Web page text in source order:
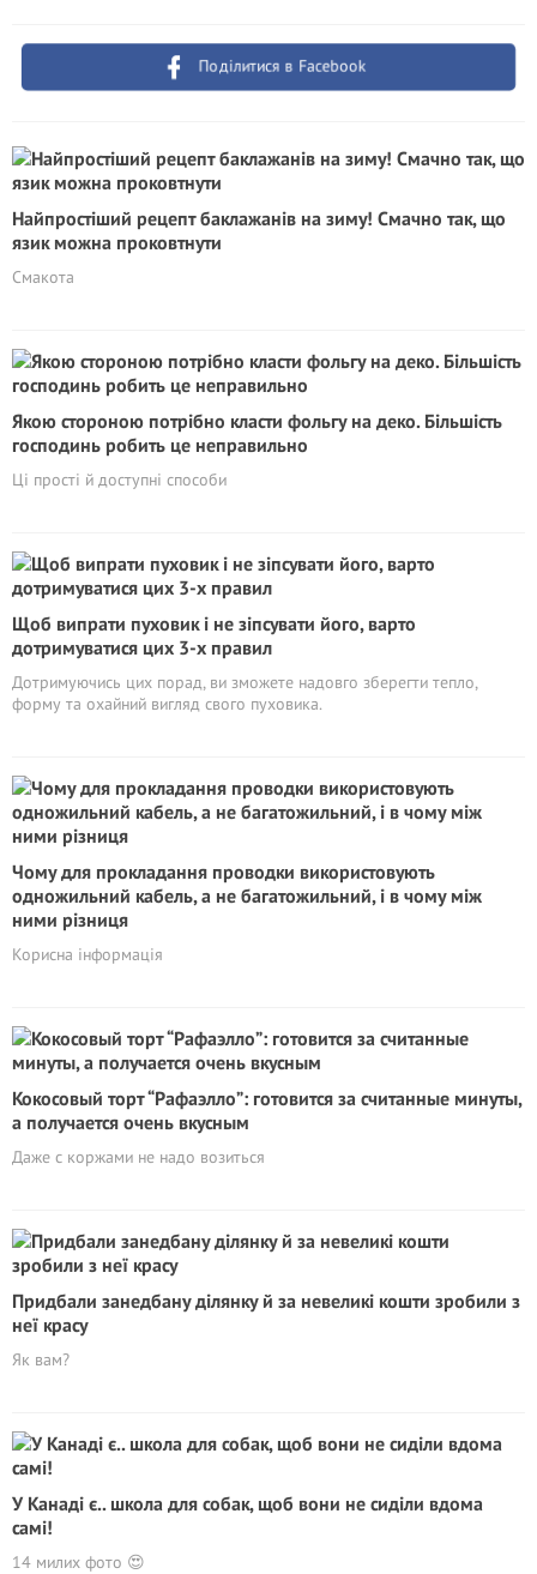
Поділитися в Facebook
Найпростіший рецепт баклажанів на зиму! Смачно так, що
язик можна проковтнути
Смакота
Якою стороною потрібно класти фольгу на деко. Більшість
господинь робить це неправильно
Ці прості й доступні способи
Щоб випрати пуховик і не зіпсувати його, варто
дотримуватися цих 3-х правил
Дотримуючись цих порад, ви зможете надовго зберегти тепло,
форму та охайний вигляд свого пуховика.
Чому для прокладання проводки використовують
одножильний кабель, а не багатожильний, і в чому між
ними різниця
Корисна інформація
Кокосовый торт “Рафаэлло”: готовится за считанные минуты,
а получается очень вкусным
Даже с коржами не надо возиться
Придбали занедбану ділянку й за невеликі кошти зробили з
неї красу
Як вам?
У Канаді є.. школа для собак, щоб вони не сиділи вдома
самі!
14 милих фото 😍